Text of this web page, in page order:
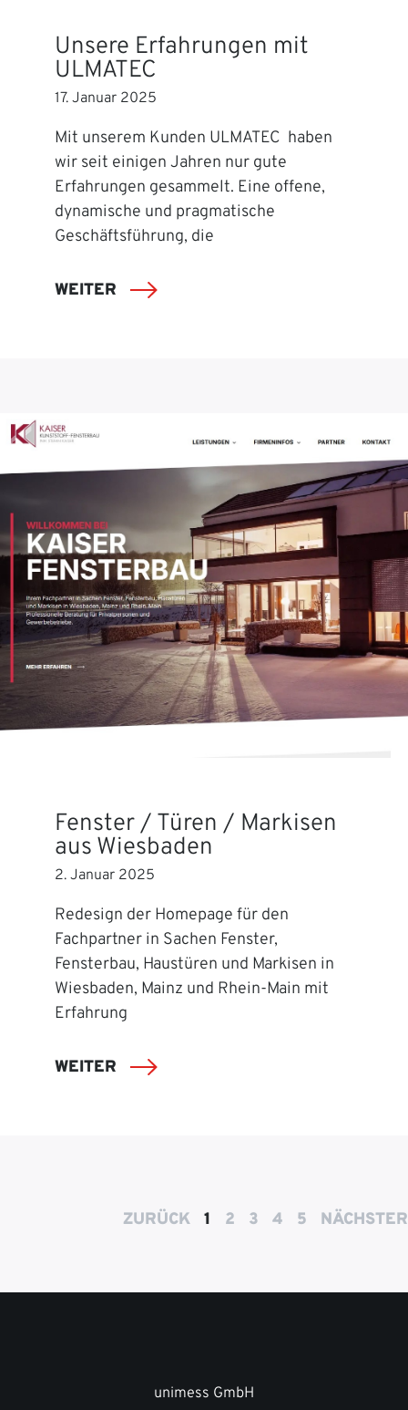
Unsere Erfahrungen mit
ULMATEC
17. Januar 2025
Mit unserem Kunden ULMATEC haben
wir seit einigen Jahren nur gute
Erfahrungen gesammelt. Eine offene,
dynamische und pragmatische
Geschäftsführung, die
WEITER
Fenster / Türen / Markisen
aus Wiesbaden
2. Januar 2025
Redesign der Homepage für den
Fachpartner in Sachen Fenster,
Fensterbau, Haustüren und Markisen in
Wiesbaden, Mainz und Rhein-Main mit
Erfahrung
WEITER
ZURÜCK 1 2 3 4 5 NÄCHSTER
unimess GmbH